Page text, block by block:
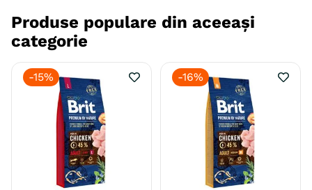
Produse populare din aceeași
categorie
-15% -16%